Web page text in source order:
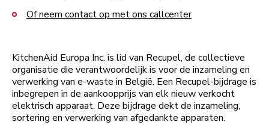
Of neem contact op met ons callcenter
KitchenAid Europa Inc. is lid van Recupel, de collectieve
organisatie die verantwoordelijk is voor de inzameling en
verwerking van e-waste in België. Een Recupel-bijdrage is
inbegrepen in de aankoopprijs van elk nieuw verkocht
elektrisch apparaat. Deze bijdrage dekt de inzameling,
sortering en verwerking van afgedankte apparaten.